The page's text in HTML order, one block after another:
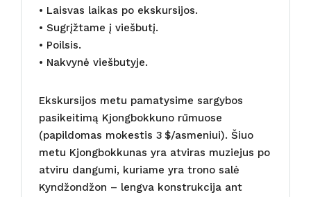
• Laisvas laikas po ekskursijos.
• Sugrįžtame į viešbutį.
• Poilsis.
• Nakvynė viešbutyje.
Ekskursijos metu pamatysime sargybos
pasikeitimą Kjongbokkuno rūmuose
(papildomas mokestis 3 $/asmeniui). Šiuo
metu Kjongbokkunas yra atviras muziejus po
atviru dangumi, kuriame yra trono salė
Kyndžondžon – lengva konstrukcija ant